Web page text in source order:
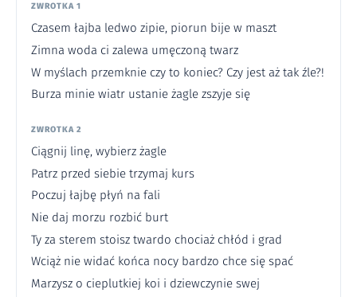
ZWROTKA 1
Czasem łajba ledwo zipie, piorun bije w maszt
Zimna woda ci zalewa umęczoną twarz
W myślach przemknie czy to koniec? Czy jest aż tak źle?!
Burza minie wiatr ustanie żagle zszyje się
ZWROTKA 2
Ciągnij linę, wybierz żagle
Patrz przed siebie trzymaj kurs
Poczuj łajbę płyń na fali
Nie daj morzu rozbić burt
Ty za sterem stoisz twardo chociaż chłód i grad
Wciąż nie widać końca nocy bardzo chce się spać
Marzysz o cieplutkiej koi i dziewczynie swej